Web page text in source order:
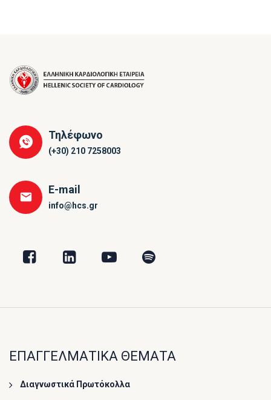
Τηλέφωνο
(+30) 210 7258003
E-mail
info@hcs.gr
ΕΠΑΓΓΕΛΜΑΤΙΚΑ ΘΕΜΑΤΑ
Διαγνωστικά Πρωτόκολλα